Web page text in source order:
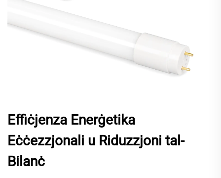
Effiċjenza Enerġetika
Eċċezzjonali u Riduzzjoni tal-
Bilanċ